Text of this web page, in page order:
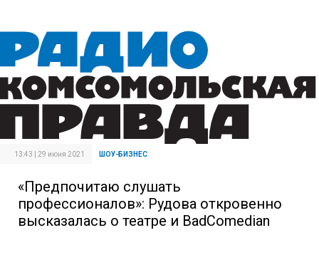
13:43 | 29 июня 2021 ШОУ-БИЗНЕС
«Предпочитаю слушать
профессионалов»: Рудова откровенно
высказалась о театре и BadComedian